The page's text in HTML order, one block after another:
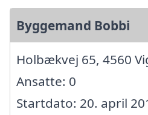
Byggemand Bobbi
Holbækvej 65, 4560
Ansatte: 0
Startdato: 20. april